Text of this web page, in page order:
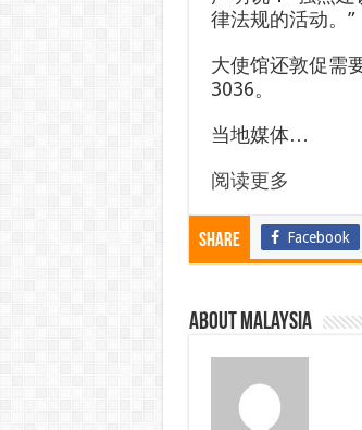
律法规的活动。”
大使馆还敦促需
3036。
当地媒体…
阅读更多
Share Facebook
About Malaysia